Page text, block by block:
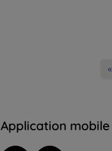
«
Application mobile